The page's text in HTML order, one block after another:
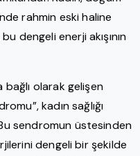
rahmin eski haline
dengeli enerji akışının
bağlı olarak gelişen
kadın sağlığı
sendromun üstesinden
dengeli bir şekilde